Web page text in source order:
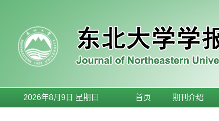
2026年8月9日 星期日 首页 期刊介绍